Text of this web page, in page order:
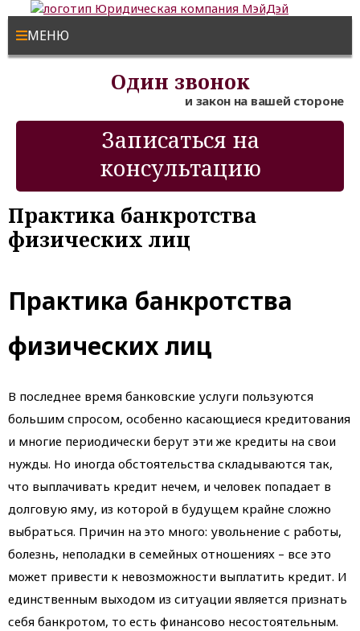
МЕНЮ
Один звонок
и закон на вашей стороне
Записаться на
консультацию
Практика банкротства
физических лиц
Практика банкротства
физических лиц
В последнее время банковские услуги пользуются
большим спросом, особенно касающиеся кредитования
и многие периодически берут эти же кредиты на свои
нужды. Но иногда обстоятельства складываются так,
что выплачивать кредит нечем, и человек попадает в
долговую яму, из которой в будущем крайне сложно
выбраться. Причин на это много: увольнение с работы,
болезнь, неполадки в семейных отношениях – все это
может привести к невозможности выплатить кредит. И
единственным выходом из ситуации является признать
себя банкротом, то есть финансово несостоятельным.